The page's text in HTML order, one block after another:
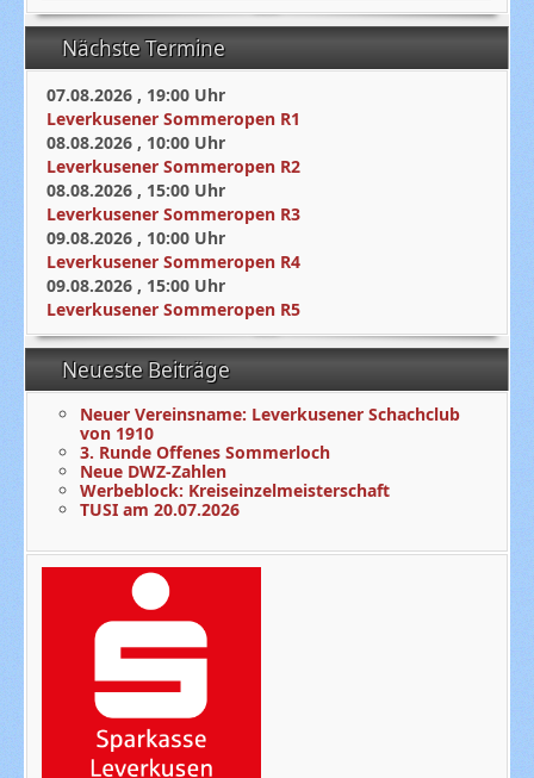
Nächste Termine
07.08.2026 , 19:00 Uhr
Leverkusener Sommeropen R1
08.08.2026 , 10:00 Uhr
Leverkusener Sommeropen R2
08.08.2026 , 15:00 Uhr
Leverkusener Sommeropen R3
09.08.2026 , 10:00 Uhr
Leverkusener Sommeropen R4
09.08.2026 , 15:00 Uhr
Leverkusener Sommeropen R5
Neueste Beiträge
Neuer Vereinsname: Leverkusener Schachclub
von 1910
3. Runde Offenes Sommerloch
Neue DWZ-Zahlen
Werbeblock: Kreiseinzelmeisterschaft
TUSI am 20.07.2026